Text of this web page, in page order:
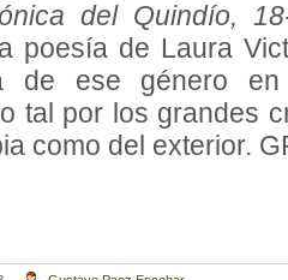
del Quindío,
poesía de Laura
de ese género
tal por los grandes
como del exterior.